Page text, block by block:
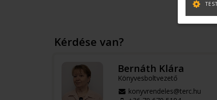
Kérdése van?
Bernáth Klára
Könyvesboltvezető
konyvrendeles@terc.hu